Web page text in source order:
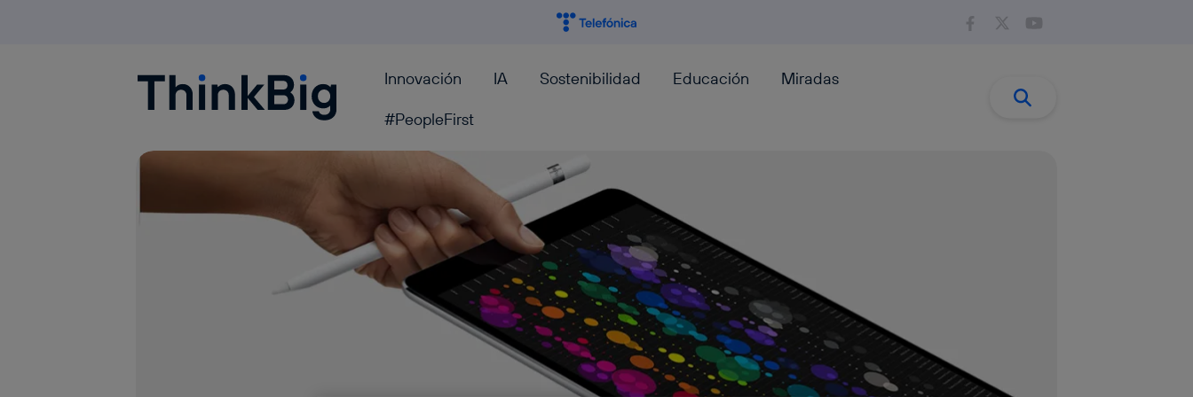
Blogthinkbig.com Innovación IA Sostenibilidad Educación
Miradas
#PeopleFirst
Buscar